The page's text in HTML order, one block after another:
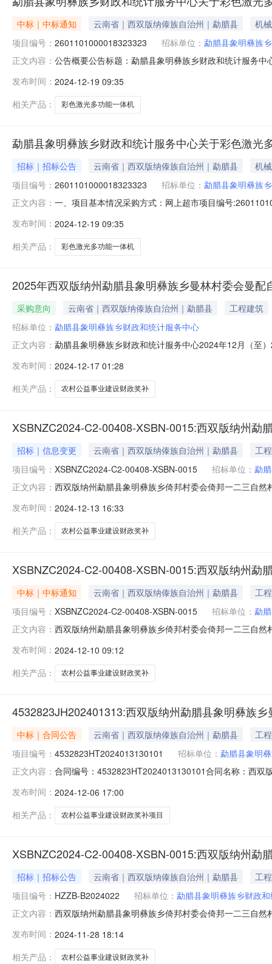
中标｜中标通知 云南省｜西双版纳傣族自治州｜勐腊县
机
项目编号： 2601101000018323323 招标单位： 勐腊县象明彝族
正文内容： 公告概要公告标题：勐腊县象明彝族乡财政和统计服务
目名称：勐腊县象明彝族乡财政和统计服务中心关于彩
发布时间： 2024-12-19 09:35
相关产品：
彩色激光多功能一体机
勐腊县象明彝族乡财政和统计服务中心关于彩色激光
招标｜招标公告 云南省｜西双版纳傣族自治州｜勐腊县
机
项目编号： 2601101000018323323 招标单位： 勐腊县象明彝族
正文内容： 一、项目基本情况采购方式：网上超市项目编号
一体机1.00销售属性：颜色分类：白2【运费】1二、供
发布时间： 2024-12-19 09:35
相关产品：
彩色激光多功能一体机
2025年西双版纳州勐腊县象明彝族乡曼林村委会曼
采购意向 云南省｜西双版纳傣族自治州｜勐腊县
工程建筑
招标单位： 勐腊县象明彝族乡财政和统计服务中心
正文内容： 勐腊县象明彝族乡财政和统计服务中心2024年12月（至
2024年12月（至）2025年01月政府采购意向采购单位
事业建设财政奖补项
发布时间： 2024-12-17 01:28
相关产品：
农村公益事业建设财政奖补
XSBNZC2024-C2-00408-XSBN-0015:西双版纳州勐
招标｜信息变更 云南省｜西双版纳傣族自治州｜勐腊县
工
项目编号： XSBNZC2024-C2-00408-XSBN-0015 招标单位： 勐
正文内容： 西双版纳州勐腊县象明彝族乡倚邦村委会倚邦一二三自
系人及联系方式：项目联系人李存燕项目联系电话
8
发布时间： 2024-12-13 16:33
相关产品：
农村公益事业建设财政奖补
XSBNZC2024-C2-00408-XSBN-0015:西双版纳州勐
中标｜中标通知 云南省｜西双版纳傣族自治州｜勐腊县
工
项目编号： XSBNZC2024-C2-00408-XSBN-0015 招标单位： 勐
正文内容： 西双版纳州勐腊县象明彝族乡倚邦村委会倚邦一二三自
12-10成交供应商云南润丰建筑工程有限公司;总成交金
财
发布时间： 2024-12-10 09:12
相关产品：
农村公益事业建设财政奖补
4532823JH202401313:西双版纳州勐腊县象明彝族
中标｜合同公告 云南省｜西双版纳傣族自治州｜勐腊县
工
项目编号： 4532823HT2024013130101 招标单位： 勐腊县象明
正文内容： 合同编号：4532823HT2024013130101合同名称：西双
建筑安装工程公司所属地域：版纳州所属行业：建筑业
发布时间： 2024-12-06 17:00
相关产品：
农村公益事业建设财政奖补项目
XSBNZC2024-C2-00408-XSBN-0015:西双版纳州勐
招标｜招标公告 云南省｜西双版纳傣族自治州｜勐腊县
工
项目编号： HZZB-B2024022 招标单位： 勐腊县象明彝族乡财政
正文内容： 西双版纳州勐腊县象明彝族乡倚邦村委会倚邦一二三自
至2024-12-0623:59:00每日上午:06:00至12:00下午
发布时间： 2024-11-28 18:14
相关产品：
农村公益事业建设财政奖补